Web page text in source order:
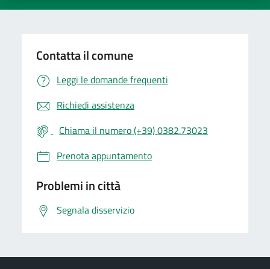
Contatta il comune
Leggi le domande frequenti
Richiedi assistenza
Chiama il numero (+39) 0382.73023
Prenota appuntamento
Problemi in città
Segnala disservizio